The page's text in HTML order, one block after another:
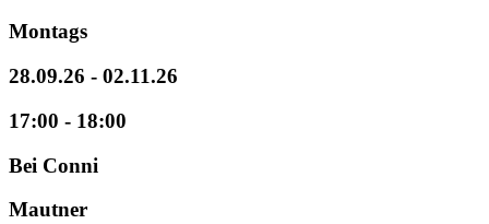
Montags
28.09.26 - 02.11.26
17:00 - 18:00
Bei Conni
Mautner